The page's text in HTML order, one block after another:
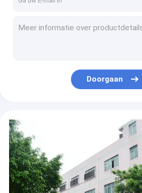
IC Smart Card die 29mm de Hete Broodjes van de
Hoge Zelfklevende de Filmfabrikant In China van de
De Smeltings Zelfklevende Film 5m/S van de
Transparante Hete de Smeltings
0.1mm 0.12mm Hete Smeltings Zelfklevende Film
Doorgaan